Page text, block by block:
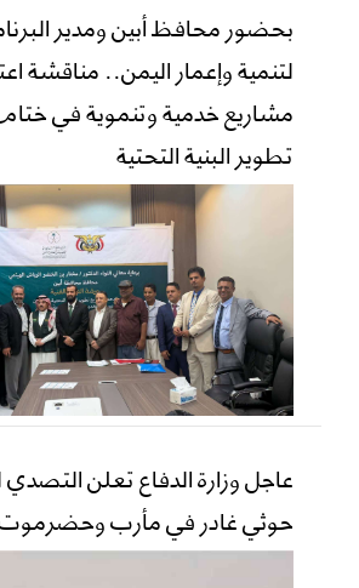
بحضور محافظ أبين ومدير
لتنمية وإعمار اليمن.. مناقشة
مشاريع خدمية وتنموية في
تطوير البنية التحتية
عاجل وزارة الدفاع تعلن
حوثي غادر في مأرب وحضرموت